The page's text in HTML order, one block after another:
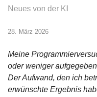
Neues von der KI
28. März 2026
Meine
oder weniger
Der Aufwand, den ich
erwünschte Ergebnis